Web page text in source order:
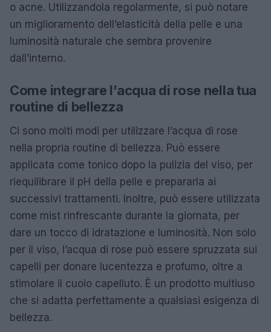
o acne. Utilizzandola regolarmente, si può notare
un miglioramento dell’elasticità della pelle e una
luminosità naturale che sembra provenire
dall’interno.
Come integrare l’acqua di rose nella tua
routine di bellezza
Ci sono molti modi per utilizzare l’acqua di rose
nella propria routine di bellezza. Può essere
applicata come tonico dopo la pulizia del viso, per
riequilibrare il pH della pelle e prepararla ai
successivi trattamenti. Inoltre, può essere utilizzata
come mist rinfrescante durante la giornata, per
dare un tocco di idratazione e luminosità. Non solo
per il viso, l’acqua di rose può essere spruzzata sui
capelli per donare lucentezza e profumo, oltre a
stimolare il cuoio capelluto. È un prodotto multiuso
che si adatta perfettamente a qualsiasi esigenza di
bellezza.